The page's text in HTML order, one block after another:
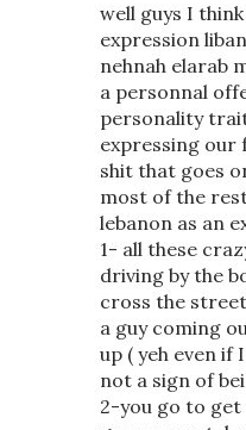
well guys I
expression
nehnah elarab
a personnal
personality
expressing
shit that goes
most of the
lebanon as an
1- all these
driving by the
cross the
a guy coming
up ( yeh even if
not a sign of
2-you go to